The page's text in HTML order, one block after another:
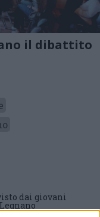
il dibattito
dai giovani